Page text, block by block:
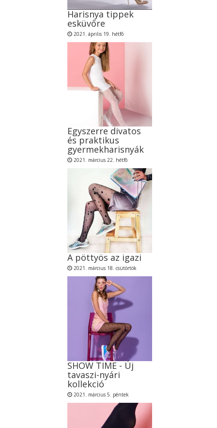
Harisnya tippek
esküvőre
2021. április 19. hétfõ
Egyszerre divatos
és praktikus
gyermekharisnyák
2021. március 22. hétfõ
A pöttyös az igazi
2021. március 18. csütörtök
SHOW TIME - Új
tavaszi-nyári
kollekció
2021. március 5. péntek